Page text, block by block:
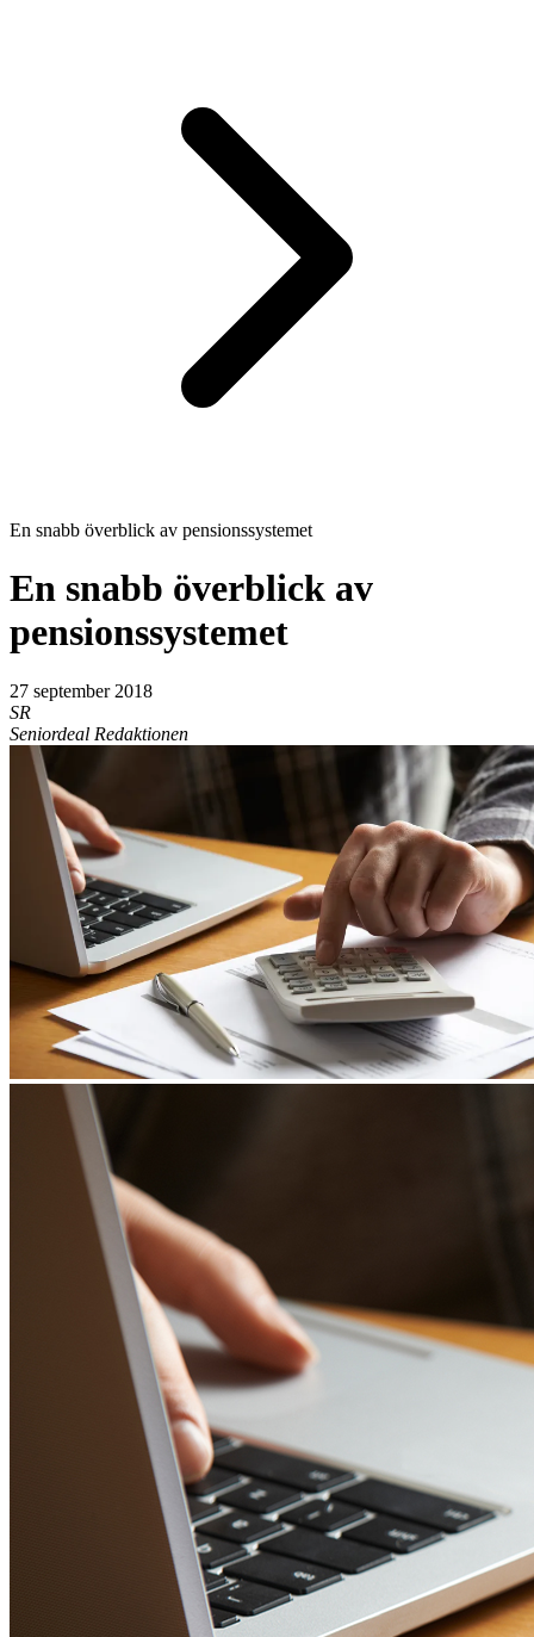
En snabb överblick av pensionssystemet
En snabb överblick av
pensionssystemet
27 september 2018
SR
Seniordeal Redaktionen